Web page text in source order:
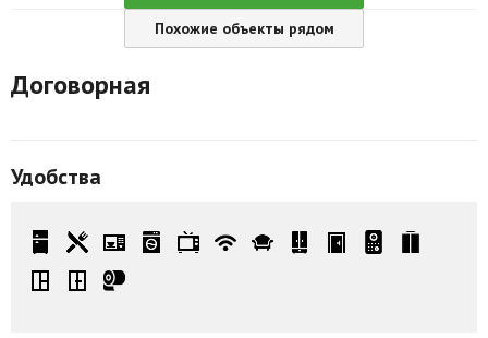
Способы оплатыПохожие объекты рядом
Договорная
Удобства